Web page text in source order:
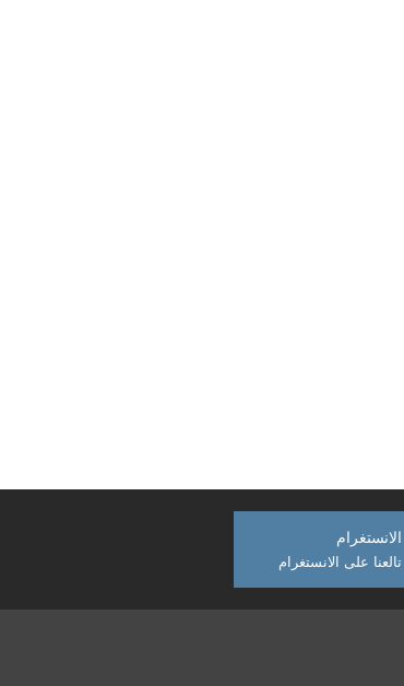
الانستغرام
تالعنا على الانستغرام